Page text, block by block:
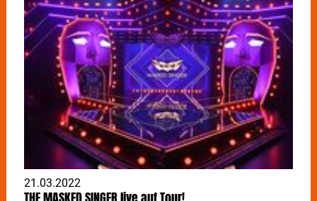
21.03.2022